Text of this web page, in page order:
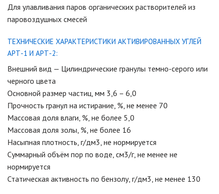
Для улавливания паров органических растворителей из
паровоздушных смесей
ТЕХНИЧЕСКИЕ ХАРАКТЕРИСТИКИ АКТИВИРОВАННЫХ УГЛЕЙ
АРТ-1 И АРТ-2:
Внешний вид — Цилиндрические гранулы темно-серого или
черного цвета
Основной размер частиц, мм 3,6 – 6,0
Прочность гранул на истирание, %, не менее 70
Массовая доля влаги, %, не более 5,0
Массовая доля золы, %, не более 16
Насыпная плотность, г/дм3, не нормируется
Суммарный объём пор по воде, см3/г, не менее не
нормируется
Статическая активность по бензолу, г/дм3, не менее 130